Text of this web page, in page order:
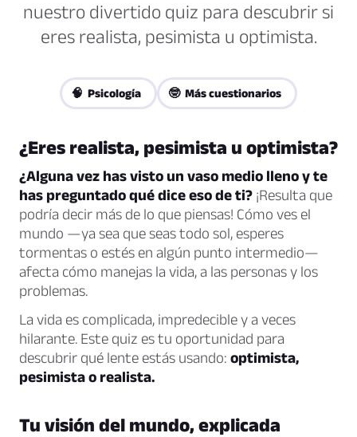
nuestro divertido quiz para descubrir si
eres realista, pesimista u optimista.
🧠 Psicología 🤓 Más cuestionarios
¿Eres realista, pesimista u optimista?
¿Alguna vez has visto un vaso medio lleno y te
has preguntado qué dice eso de ti? ¡Resulta que
podría decir más de lo que piensas! Cómo ves el
mundo —ya sea que seas todo sol, esperes
tormentas o estés en algún punto intermedio—
afecta cómo manejas la vida, a las personas y los
problemas.
La vida es complicada, impredecible y a veces
hilarante. Este quiz es tu oportunidad para
descubrir qué lente estás usando: optimista,
pesimista o realista.
Tu visión del mundo, explicada